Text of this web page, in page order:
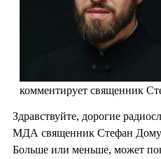
комментирует священник
Здравствуйте, дорогие
МДА священник Стефан
Больше или меньше, может